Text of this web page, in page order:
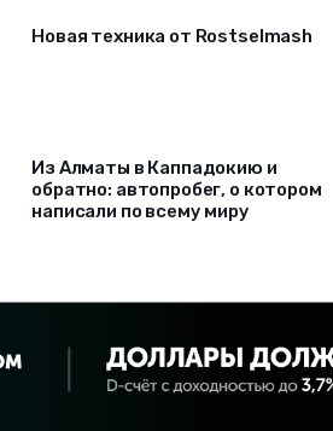
Новая техника от Rostselmash
Из Алматы в Каппадокию и
обратно: автопробег, о котором
написали по всему миру